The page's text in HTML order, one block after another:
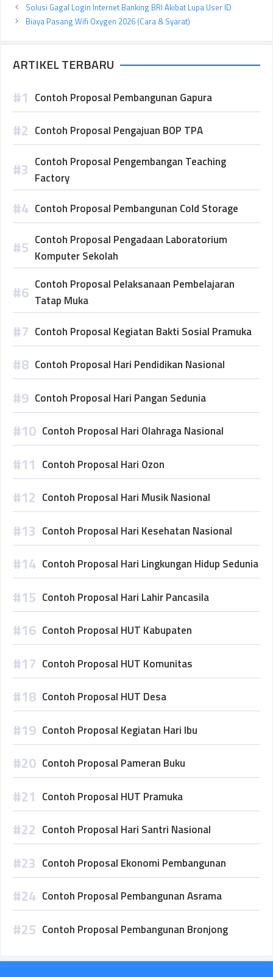
Solusi Gagal Login Internet Banking BRI Akibat Lupa User ID
Biaya Pasang Wifi Oxygen 2026 (Cara & Syarat)
ARTIKEL TERBARU
Contoh Proposal Pembangunan Gapura
Contoh Proposal Pengajuan BOP TPA
Contoh Proposal Pengembangan Teaching
Factory
Contoh Proposal Pembangunan Cold Storage
Contoh Proposal Pengadaan Laboratorium
Komputer Sekolah
Contoh Proposal Pelaksanaan Pembelajaran
Tatap Muka
Contoh Proposal Kegiatan Bakti Sosial Pramuka
Contoh Proposal Hari Pendidikan Nasional
Contoh Proposal Hari Pangan Sedunia
Contoh Proposal Hari Olahraga Nasional
Contoh Proposal Hari Ozon
Contoh Proposal Hari Musik Nasional
Contoh Proposal Hari Kesehatan Nasional
Contoh Proposal Hari Lingkungan Hidup Sedunia
Contoh Proposal Hari Lahir Pancasila
Contoh Proposal HUT Kabupaten
Contoh Proposal HUT Komunitas
Contoh Proposal HUT Desa
Contoh Proposal Kegiatan Hari Ibu
Contoh Proposal Pameran Buku
Contoh Proposal HUT Pramuka
Contoh Proposal Hari Santri Nasional
Contoh Proposal Ekonomi Pembangunan
Contoh Proposal Pembangunan Asrama
Contoh Proposal Pembangunan Bronjong